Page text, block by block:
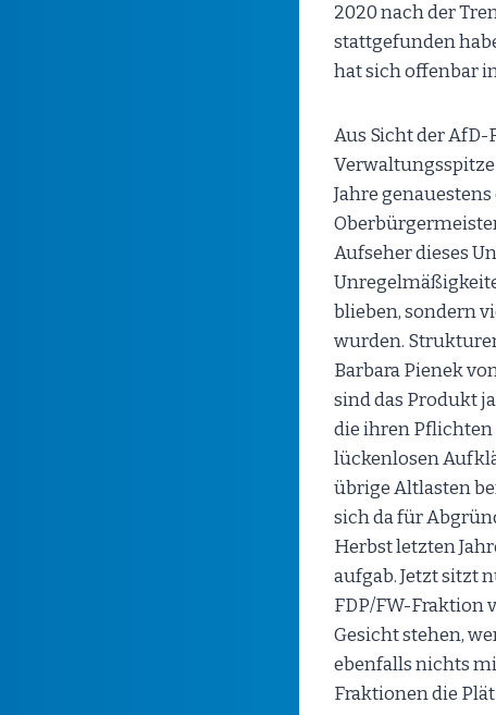
2020 nach der
stattgefunden
hat sich offenbar
Aus Sicht der
Jahre
Aufseher dieses
blieben, sondern
wurden.
Barbara Pienek
sind das Produkt
die ihren
lückenlosen
übrige Altlasten
sich da für
Herbst letzten
aufgab. Jetzt sitzt
FDP/FW-Fraktion
Gesicht stehen,
ebenfalls nichts
Fraktionen die